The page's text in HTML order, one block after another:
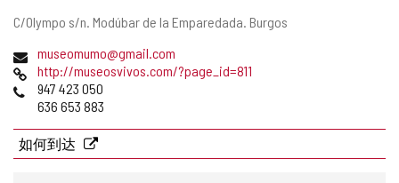
邮
地
址
C/Olympo s/n. Modúbar de la Emparedada. Burgos
电
子
邮
址
museomumo@gmail.com
网
页
http://museosvivos.com/?page_id=811
电
947 423 050
636 653 883
如何到达